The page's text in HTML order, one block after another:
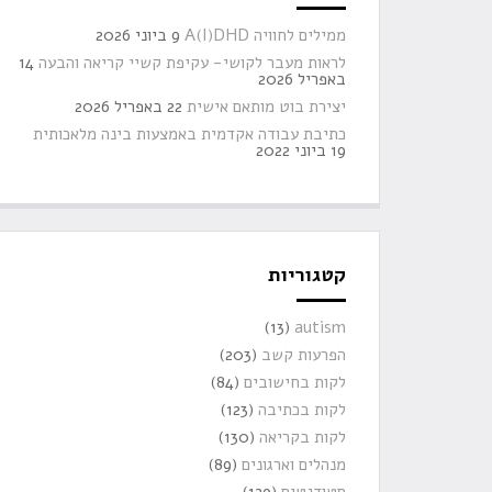
ממילים לחוויה A(I)DHD
9 ביוני 2026
לראות מעבר לקושי- עקיפת קשיי קריאה והבעה 14
באפריל 2026
יצירת בוט מותאם אישית 22 באפריל 2026
כתיבת עבודה אקדמית באמצעות בינה מלאכותית
19 ביוני 2022
קטגוריות
autism
(13)
הפרעות קשב (203)
לקות בחישובים (84)
לקות בכתיבה (123)
לקות בקריאה (130)
מנהלים וארגונים (89)